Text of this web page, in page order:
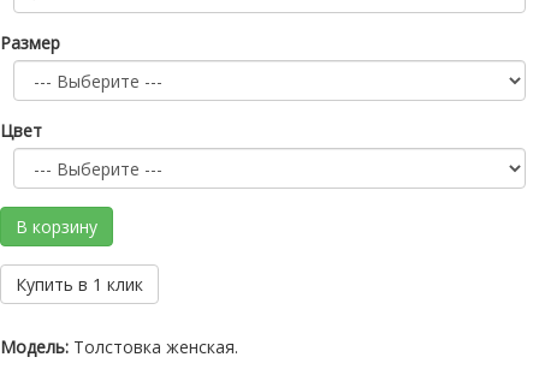
Размер
Цвет
В корзину
Купить в 1 клик
Модель: Толстовка женская.